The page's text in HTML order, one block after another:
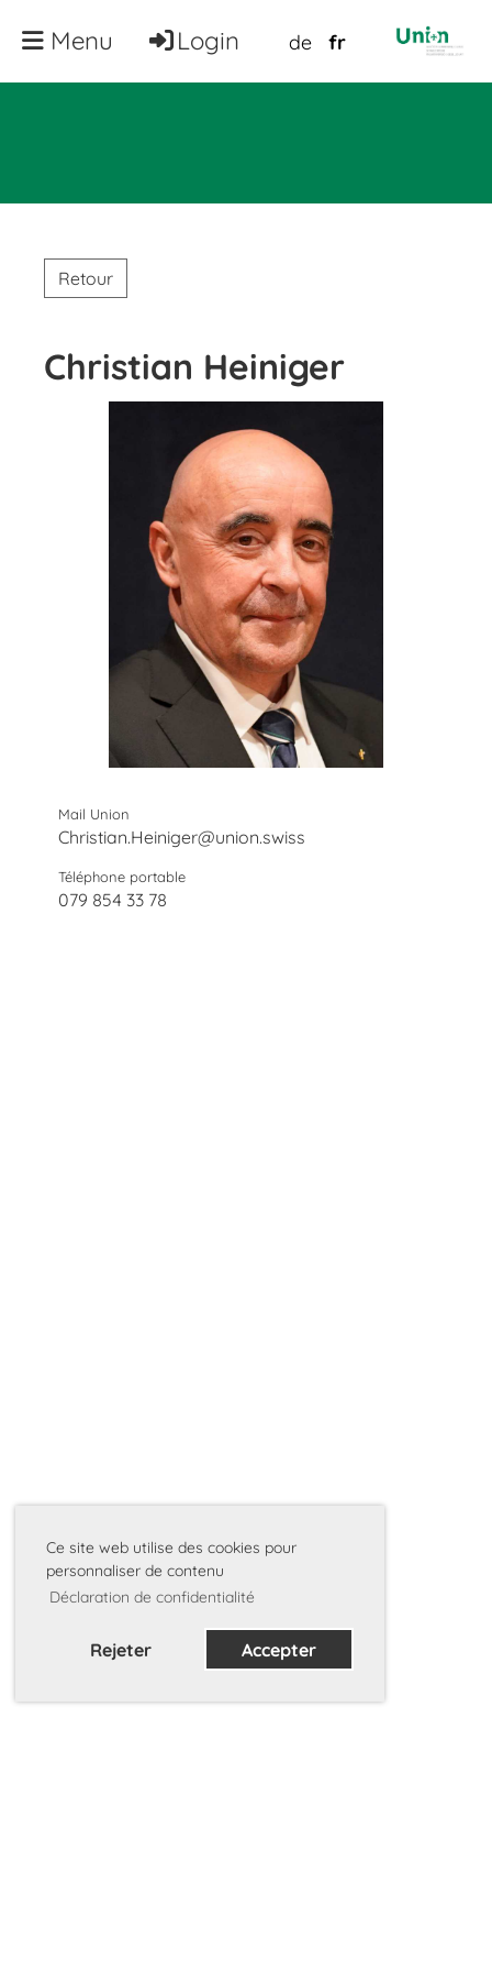
Ce site web utilise des cookies pour
personnaliser de contenu
Déclaration de confidentialité
Rejeter Accepter
Login de fr
Menu
Retour
Christian Heiniger
Mail Union
Christian.Heiniger@union.swiss
Téléphone portable
079 854 33 78